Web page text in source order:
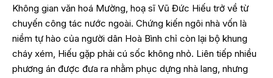
Không gian văn hoá Mường, hoạ sĩ Vũ Đức Hiếu trở về từ
chuyến công tác nước ngoài. Chứng kiến ngôi nhà vốn là
niềm tự hào của người dân Hoà Bình chỉ còn lại bộ khung
cháy xém, Hiếu gặp phải cú sốc không nhỏ. Liên tiếp nhiều
phương án được đưa ra nhằm phục dựng nhà lang, nhưng